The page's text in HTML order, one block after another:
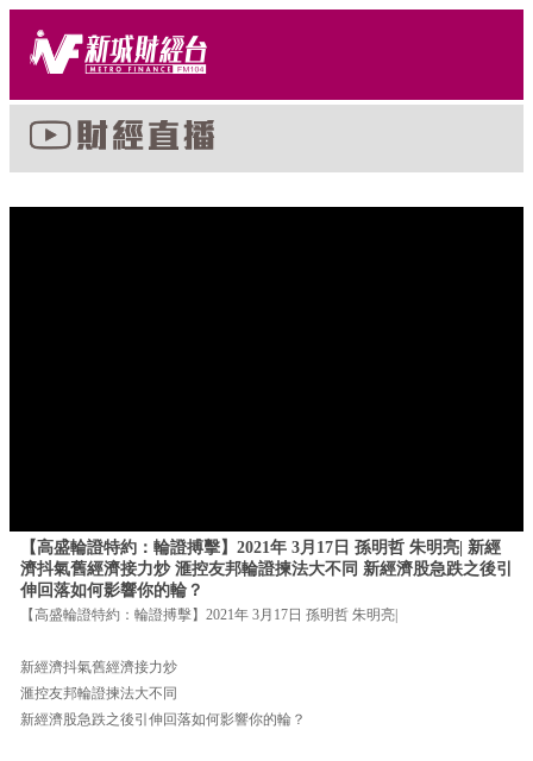
【高盛輪證特約：輪證搏擊】2021年 3月17日 孫明哲 朱明亮| 新經
濟抖氣舊經濟接力炒 滙控友邦輪證揀法大不同 新經濟股急跌之後引
伸回落如何影響你的輪？
【高盛輪證特約：輪證搏擊】2021年 3月17日 孫明哲 朱明亮|
新經濟抖氣舊經濟接力炒
滙控友邦輪證揀法大不同
新經濟股急跌之後引伸回落如何影響你的輪？